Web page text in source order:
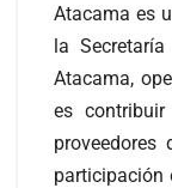
Atacama es
la
Atacama,
es
proveedores
participación